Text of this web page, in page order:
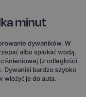
minut
dywaników. W
albo spłukać wodą.
(z odległości
Dywaniki bardzo szybko
włożyć je do auta.